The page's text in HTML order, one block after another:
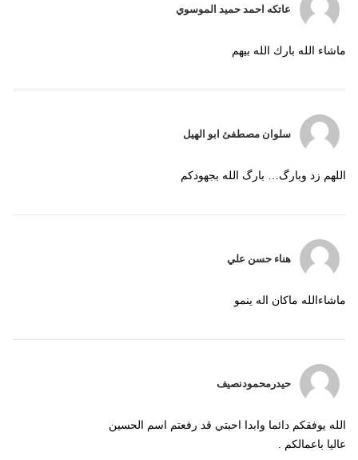
عاتكه احمد حميد الموسوي
ماشاء الله بارك الله بيهم
سلوان مصطفئ ابو الهيل
اللهم زد وبارگ… بارگ الله بجهودكم
هناء حسن علي
ماشاءالله ماكان اله ينمو
حيدرمحمودنصيف
الله يوفقكم دائما وابدا احبتي قد رفعتم اسم الحسين
عاليا باعمالكم .